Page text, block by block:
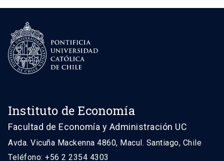
Instituto de Economía
Facultad de Economía y Administración UC
Avda. Vicuña Mackenna 4860, Macul. Santiago, Chile
Teléfono: +56 2 2354 4303